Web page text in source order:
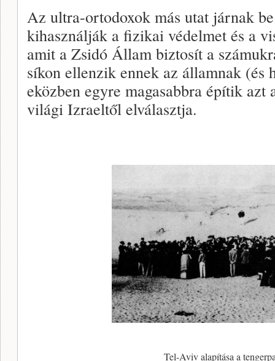
Az ultra-ortodoxok más utat járnak
kihasználják a fizikai védelmet és a
amit a Zsidó Állam biztosít a
síkon ellenzik ennek az államnak (és
eközben egyre magasabbra építik azt
világi Izraeltől elválasztja.
Tel-Aviv alapítása a